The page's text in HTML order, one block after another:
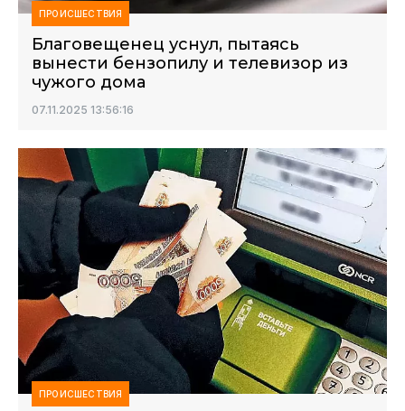
ПРОИСШЕСТВИЯ
Благовещенец уснул, пытаясь
вынести бензопилу и телевизор из
чужого дома
07.11.2025 13:56:16
ПРОИСШЕСТВИЯ